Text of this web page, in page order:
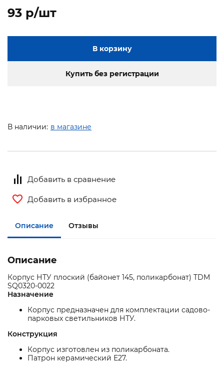
93 p/шт
В корзину
Купить без регистрации
В наличии: в магазине
Добавить в сравнение
Добавить в избранное
Описание Отзывы
Описание
Корпус НТУ плоский (байонет 145, поликарбонат) TDM
SQ0320-0022
Назначение
Корпус предназначен для комплектации садово-
парковых светильников НТУ.
Конструкция
Корпус изготовлен из поликарбоната.
Патрон керамический Е27.